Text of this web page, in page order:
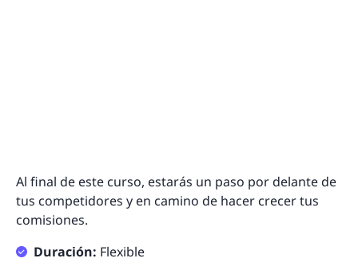
Al final de este curso, estarás un paso por delante de
tus competidores y en camino de hacer crecer tus
comisiones.
Duración: Flexible